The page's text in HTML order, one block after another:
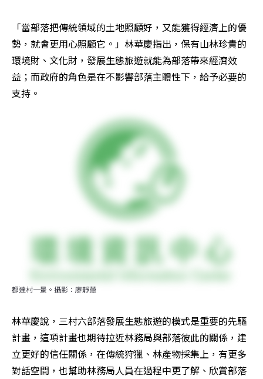
「當部落把傳統領域的土地照顧好，又能獲得經濟上的優
勢，就會更用心照顧它。」林華慶指出，保有山林珍貴的
環境財、文化財，發展生態旅遊就能為部落帶來經濟效
益；而政府的角色是在不影響部落主體性下，給予必要的
支持。
都達村一景。攝影：廖靜蕙
林華慶說，三村六部落發展生態旅遊的模式是重要的先驅
計畫，這項計畫也期待拉近林務局與部落彼此的關係，建
立更好的信任關係，在傳統狩獵、林產物採集上，有更多
對話空間，也幫助林務局人員在過程中更了解、欣賞部落